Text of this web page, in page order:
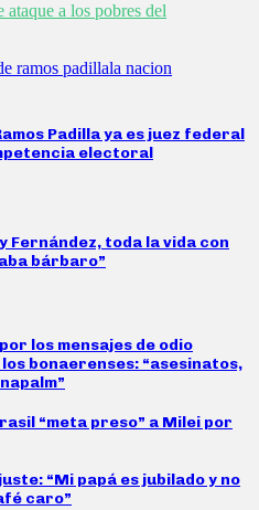
a los pobres del
ramos padillala nacion
Padilla ya es juez federal
electoral
Fernández, toda la vida con
bárbaro”
los mensajes de odio
bonaerenses: “asesinatos,
“meta preso” a Milei por
“Mi papá es jubilado y no
caro”